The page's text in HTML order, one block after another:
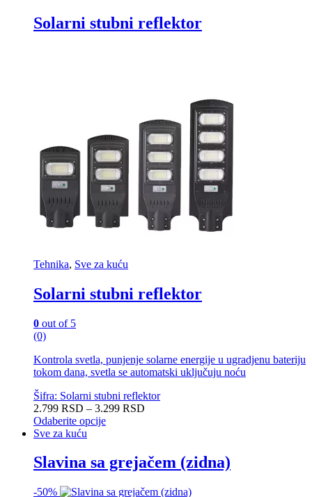
Solarni stubni reflektor
Tehnika, Sve za kuću
Solarni stubni reflektor
0 out of 5
(0)
Kontrola svetla, punjenje solarne energije u ugradjenu bateriju
tokom dana, svetla se automatski uključuju noću
Šifra: Solarni stubni reflektor
2.799 RSD – 3.299 RSD
do
3.299 RSD
Odaberite opcije
Ovaj
ima
više
Sve za kuću
Slavina sa grejačem (zidna)
-50%